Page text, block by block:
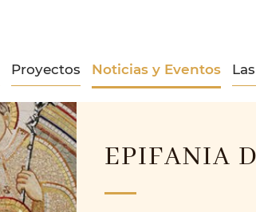
Proyectos Noticias y Eventos
EPIFANIA